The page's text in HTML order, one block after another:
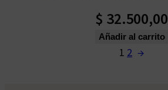
$ 32.500,00
Añadir al carrito
1 2 →